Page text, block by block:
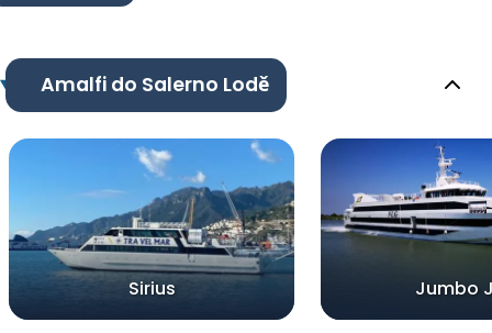
Amalfi do Salerno Lodě
Sirius Jumbo